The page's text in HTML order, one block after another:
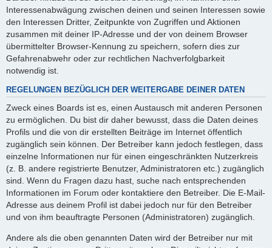
Interessenabwägung zwischen deinen und seinen Interessen sowie
den Interessen Dritter, Zeitpunkte von Zugriffen und Aktionen
zusammen mit deiner IP-Adresse und der von deinem Browser
übermittelter Browser-Kennung zu speichern, sofern dies zur
Gefahrenabwehr oder zur rechtlichen Nachverfolgbarkeit
notwendig ist.
REGELUNGEN BEZÜGLICH DER WEITERGABE DEINER DATEN
Zweck eines Boards ist es, einen Austausch mit anderen Personen
zu ermöglichen. Du bist dir daher bewusst, dass die Daten deines
Profils und die von dir erstellten Beiträge im Internet öffentlich
zugänglich sein können. Der Betreiber kann jedoch festlegen, dass
einzelne Informationen nur für einen eingeschränkten Nutzerkreis
(z. B. andere registrierte Benutzer, Administratoren etc.) zugänglich
sind. Wenn du Fragen dazu hast, suche nach entsprechenden
Informationen im Forum oder kontaktiere den Betreiber. Die E-Mail-
Adresse aus deinem Profil ist dabei jedoch nur für den Betreiber
und von ihm beauftragte Personen (Administratoren) zugänglich.
Andere als die oben genannten Daten wird der Betreiber nur mit